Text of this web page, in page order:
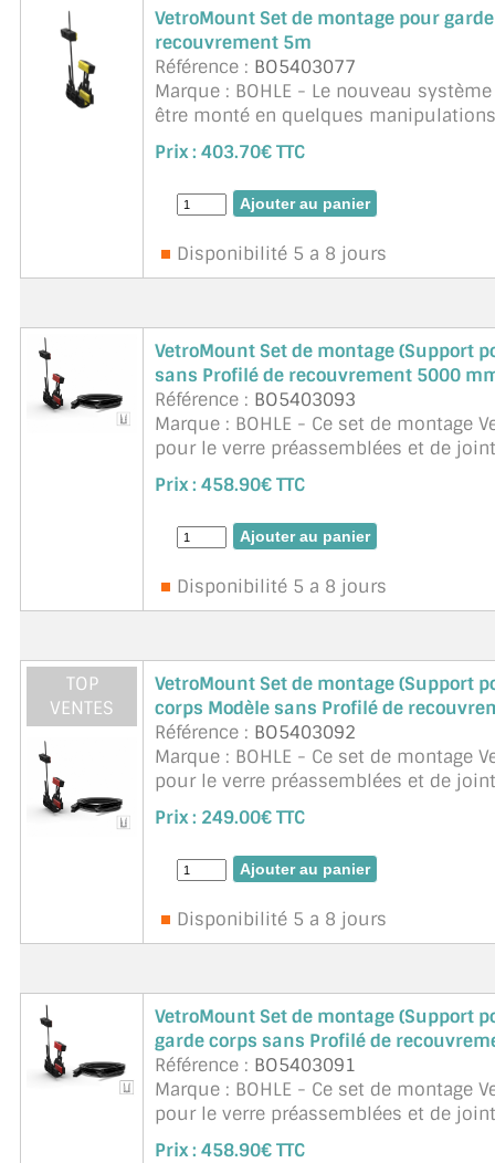
TOUS LES TARIFS AU M2
GUIDE : CHOIX PAR UTILISATION
INSPIRATIONS ET NOUVEAUTÉS
AMBIANCE LAITON BROSSÉ
MIROIRS VIEILLIS AMBIANCE BRASSERIE
MIROIR SUR MESURE
MIROIR DÉCORATIF DE COULEUR
LOTS DE MIROIRS EN MOZAÏQUE
MIROIR POUR PORTE
MIROIR PAROI DE DOUCHE
MIROIR POUR SALLE DE SPORT
MIROIR ENCADRÉ
MIROIR TV
VERRE SUR MESURE
VERRE ANTI-REFLET
VERRE LAQUÉ/CRÉDENCE
VetroMount Set de montage pour
recouvrement 5m
Référence : BO5403077
Marque : BOHLE - Le nouveau
être monté en quelques
cales de montage pré-montées, qui
Prix : 403.70€ TTC
Disponibilité 5 a 8 jours
VetroMount Set de montage (Support
sans Profilé de recouvrement 5000
Référence : BO5403093
Marque : BOHLE - Ce set de montage
pour le verre préassemblées et de
être installé sans un profilé de ...
Prix : 458.90€ TTC
Disponibilité 5 a 8 jours
TOP
VENTES
VetroMount Set de montage (Support
corps Modèle sans Profilé de
Référence : BO5403092
Marque : BOHLE - Ce set de montage
pour le verre préassemblées et de
être installé sans un profilé de ...
Prix : 249.00€ TTC
Disponibilité 5 a 8 jours
VetroMount Set de montage (Support
garde corps sans Profilé de
Référence : BO5403091
Marque : BOHLE - Ce set de montage
pour le verre préassemblées et de
être installé sans un profilé de ...
Prix : 458.90€ TTC